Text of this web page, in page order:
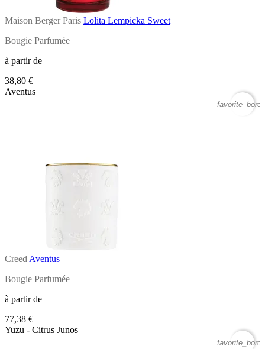
Maison Berger Paris Lolita Lempicka Sweet
Bougie Parfumée
à partir de
38,80 €
Aventus
Creed Aventus
Bougie Parfumée
à partir de
77,38 €
Yuzu - Citrus Junos